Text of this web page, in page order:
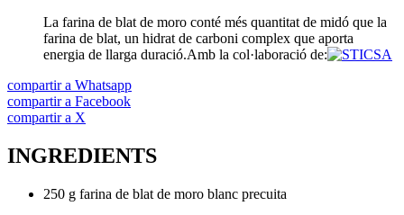
La farina de blat de moro conté més quantitat de midó que la
farina de blat, un hidrat de carboni complex que aporta
energia de llarga duració.Amb la col·laboració de:
compartir a Whatsapp
compartir a Facebook
compartir a X
INGREDIENTS
250 g farina de blat de moro blanc precuita